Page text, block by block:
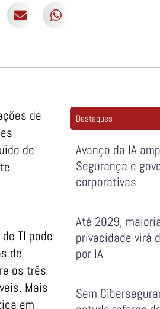
de
de
TI pode
de
os três
Mais
em
Destaques
Avanço da IA
Segurança e
corporativas
Até 2029,
privacidade virá
por IA
Sem